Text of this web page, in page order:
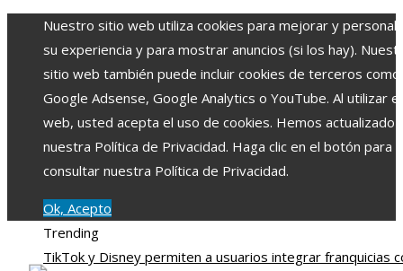
Nuestro sitio web utiliza cookies para mejorar y
su experiencia y para mostrar anuncios (si los hay).
sitio web también puede incluir cookies de terceros como
Google Adsense, Google Analytics o YouTube. Al utilizar
web, usted acepta el uso de cookies. Hemos actualizado
nuestra Política de Privacidad. Haga clic en el botón para
consultar nuestra Política de Privacidad.
Ok, Acepto
Trending
TikTok y Disney permiten a usuarios integrar franquicias